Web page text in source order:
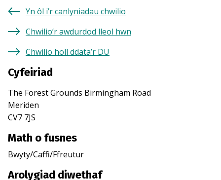
Yn ôl i’r canlyniadau chwilio
Chwilio’r awdurdod lleol hwn
Chwilio holl ddata’r DU
Cyfeiriad
The Forest Grounds Birmingham Road
Meriden
CV7 7JS
Math o fusnes
Bwyty/Caffi/Ffreutur
Arolygiad diwethaf